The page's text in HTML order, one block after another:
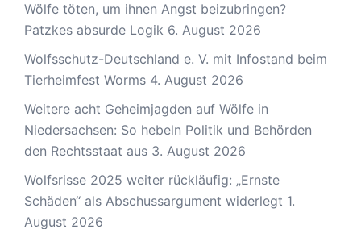
Wölfe töten, um ihnen Angst beizubringen?
Patzkes absurde Logik 6. August 2026
Wolfsschutz-Deutschland e. V. mit Infostand beim
Tierheimfest Worms 4. August 2026
Weitere acht Geheimjagden auf Wölfe in
Niedersachsen: So hebeln Politik und Behörden
den Rechtsstaat aus 3. August 2026
Wolfsrisse 2025 weiter rückläufig: „Ernste
Schäden“ als Abschussargument widerlegt 1.
August 2026